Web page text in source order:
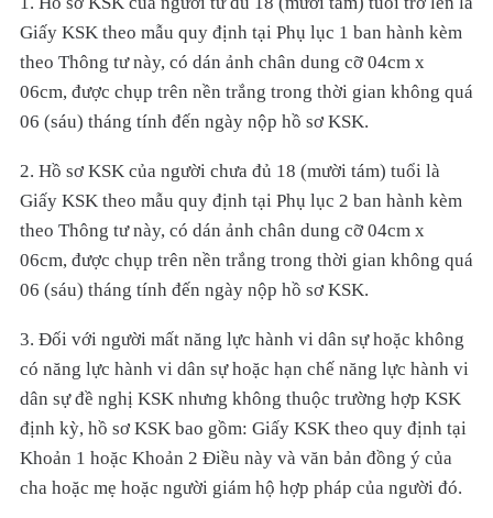
Giấy KSK theo mẫu quy định tại Phụ lục 1 ban hành kèm
theo Thông tư này, có dán ảnh chân dung cỡ 04cm x
06cm, được chụp trên nền trắng trong thời gian không quá
06 (sáu) tháng tính đến ngày nộp hồ sơ KSK.
2. Hồ sơ KSK của người chưa đủ 18 (mười tám) tuổi là
Giấy KSK theo mẫu quy định tại Phụ lục 2 ban hành kèm
theo Thông tư này, có dán ảnh chân dung cỡ 04cm x
06cm, được chụp trên nền trắng trong thời gian không quá
06 (sáu) tháng tính đến ngày nộp hồ sơ KSK.
3. Đối với người mất năng lực hành vi dân sự hoặc không
có năng lực hành vi dân sự hoặc hạn chế năng lực hành vi
dân sự đề nghị KSK nhưng không thuộc trường hợp KSK
định kỳ, hồ sơ KSK bao gồm: Giấy KSK theo quy định tại
Khoản 1 hoặc Khoản 2 Điều này và văn bản đồng ý của
cha hoặc mẹ hoặc người giám hộ hợp pháp của người đó.